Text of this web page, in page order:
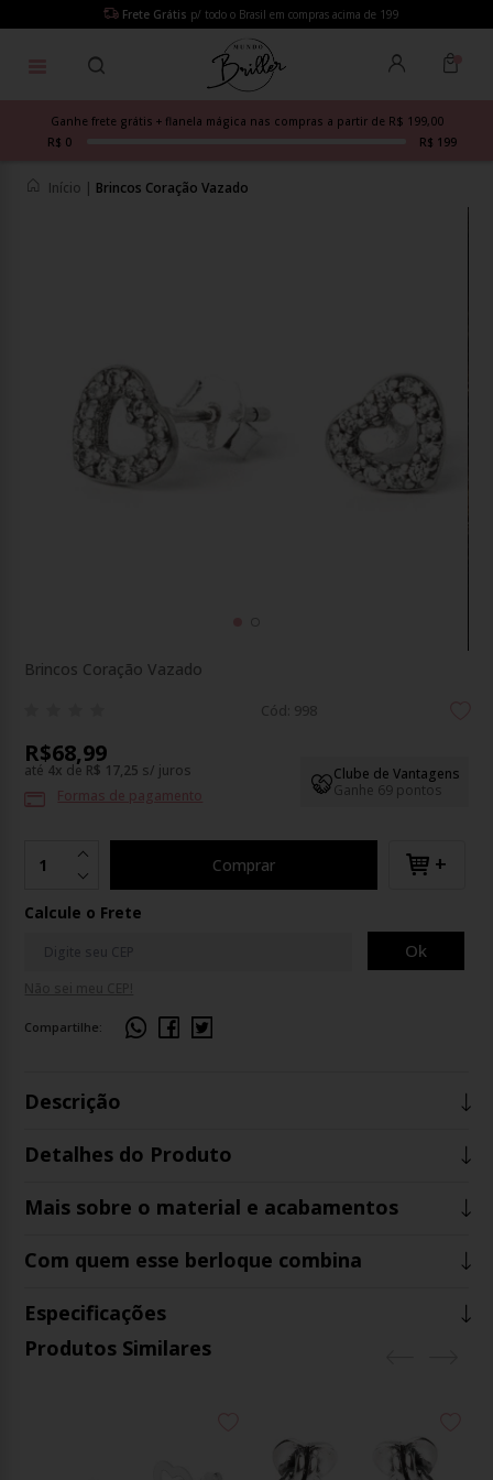
Frete Grátis p/ todo o Brasil em compras acima de 199
Ganhe frete grátis + flanela mágica nas compras a partir de R$ 199,00
R$ 0
R$ 199
Início | Brincos Coração Vazado
Brincos Coração Vazado
Cód: 998
Clube de Vantagens
Ganhe 69 pontos
R$68,99
até 4x de R$ 17,25 s/ juros
Formas de pagamento
Comprar +
Calcule o Frete
Ok
Compartilhe:
Descrição
Detalhes do Produto
Mais sobre o material e acabamentos
Com quem esse berloque combina
Especificações
Produtos Similares